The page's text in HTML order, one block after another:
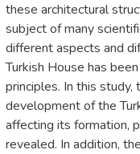
these architectural
subject of many
different aspects and
Turkish House has
principles. In this study,
development of the
affecting its formation,
revealed. In addition,